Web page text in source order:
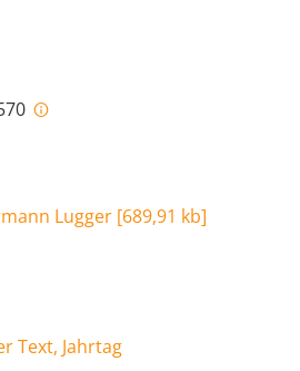
Lugger [689,91 kb]
Text, Jahrtag